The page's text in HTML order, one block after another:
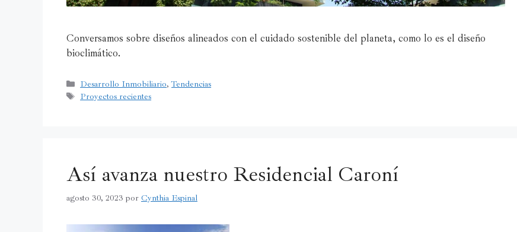
Conversamos sobre diseños alineados con el cuidado sostenible del planeta, como lo es el diseño
bioclimático.
Desarrollo Inmobiliario,Tendencias
Proyectos recientes
Así avanza nuestro Residencial Caroní
agosto 30, 2023 por Cynthia Espinal